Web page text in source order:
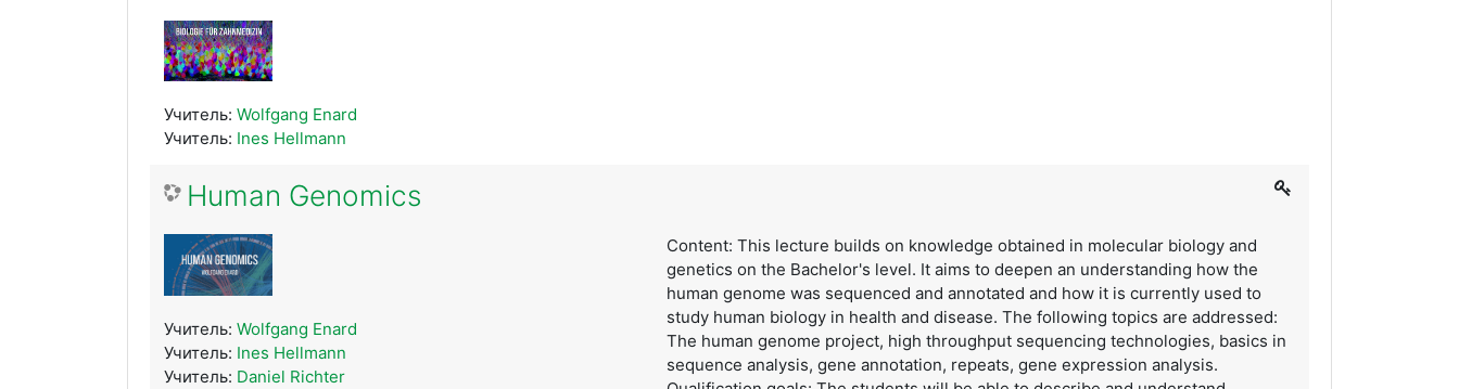
Учитель: Wolfgang Enard
Учитель: Ines Hellmann
Human Genomics
Content: This lecture builds on knowledge obtained in molecular biology and
genetics on the Bachelor's level. It aims to deepen an understanding how the
human genome was sequenced and annotated and how it is currently used to
study human biology in health and disease. The following topics are addressed:
The human genome project, high throughput sequencing technologies, basics in
sequence analysis, gene annotation, repeats, gene expression analysis.
Учитель: Wolfgang Enard
Учитель: Ines Hellmann
Учитель: Daniel Richter